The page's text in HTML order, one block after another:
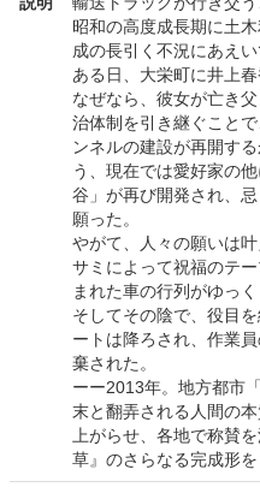
昭和の高度成長期に土
成の長引く不況にあえい
ある日、大栄町に井上
なぜなら、彼女が亡き
治体制を引き継ぐこと
ンネルの建設が再開す
う、現在では愛好家の
谷」が再び開発され、
願った。
やがて、人々の願いは
サミによって祝福のテ
まれた車の行列がゆっ
そしてその陰で、役目
ートは降ろされ、作業
棄された。
ーー2013年。地方都市
末と翻弄される人間の
上がらせ、各地で称賛
草』のさらなる完成形